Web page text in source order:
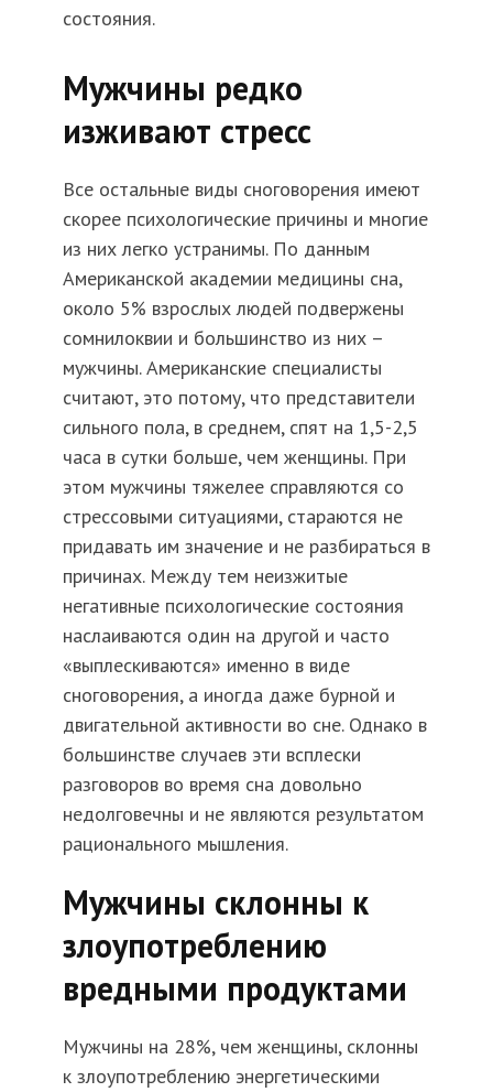
состояния.
Мужчины редко
изживают стресс
Все остальные виды сноговорения имеют
скорее психологические причины и многие
из них легко устранимы. По данным
Американской академии медицины сна,
около 5% взрослых людей подвержены
сомнилоквии и большинство из них –
мужчины. Американские специалисты
считают, это потому, что представители
сильного пола, в среднем, спят на 1,5-2,5
часа в сутки больше, чем женщины. При
этом мужчины тяжелее справляются со
стрессовыми ситуациями, стараются не
придавать им значение и не разбираться в
причинах. Между тем неизжитые
негативные психологические состояния
наслаиваются один на другой и часто
«выплескиваются» именно в виде
сноговорения, а иногда даже бурной и
двигательной активности во сне. Однако в
большинстве случаев эти всплески
разговоров во время сна довольно
недолговечны и не являются результатом
рационального мышления.
Мужчины склонны к
злоупотреблению
вредными продуктами
Мужчины на 28%, чем женщины, склонны
к злоупотреблению энергетическими